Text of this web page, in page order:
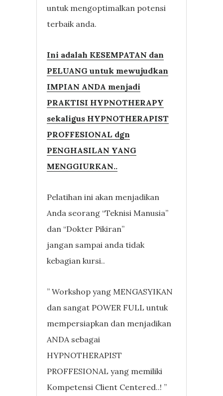
untuk mengoptimalkan potensi
terbaik anda.
Ini adalah KESEMPATAN dan
PELUANG untuk mewujudkan
IMPIAN ANDA menjadi
PRAKTISI HYPNOTHERAPY
sekaligus HYPNOTHERAPIST
PROFFESIONAL dgn
PENGHASILAN YANG
MENGGIURKAN..
Pelatihan ini akan menjadikan
Anda seorang “Teknisi Manusia”
dan “Dokter Pikiran”
jangan sampai anda tidak
kebagian kursi..
” Workshop yang MENGASYIKAN
dan sangat POWER FULL untuk
mempersiapkan dan menjadikan
ANDA sebagai
HYPNOTHERAPIST
PROFFESIONAL yang memiliki
Kompetensi Client Centered..! ”